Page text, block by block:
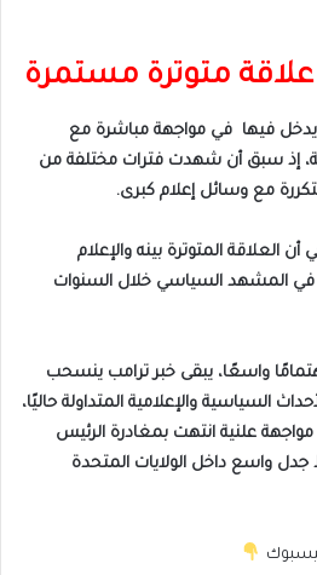
علاقة متوترة مستمرة
يدخل فيها في مواجهة مباشرة مع
إذ سبق أن شهدت فترات مختلفة من
مع وسائل إعلام كبرى.
العلاقة المتوترة بينه والإعلام
في المشهد السياسي خلال السنوات
واسعًا، يبقى خبر ترامب ينسحب
السياسية والإعلامية المتداولة حاليًا،
مواجهة علنية انتهت بمغادرة الرئيس
واسع داخل الولايات المتحدة